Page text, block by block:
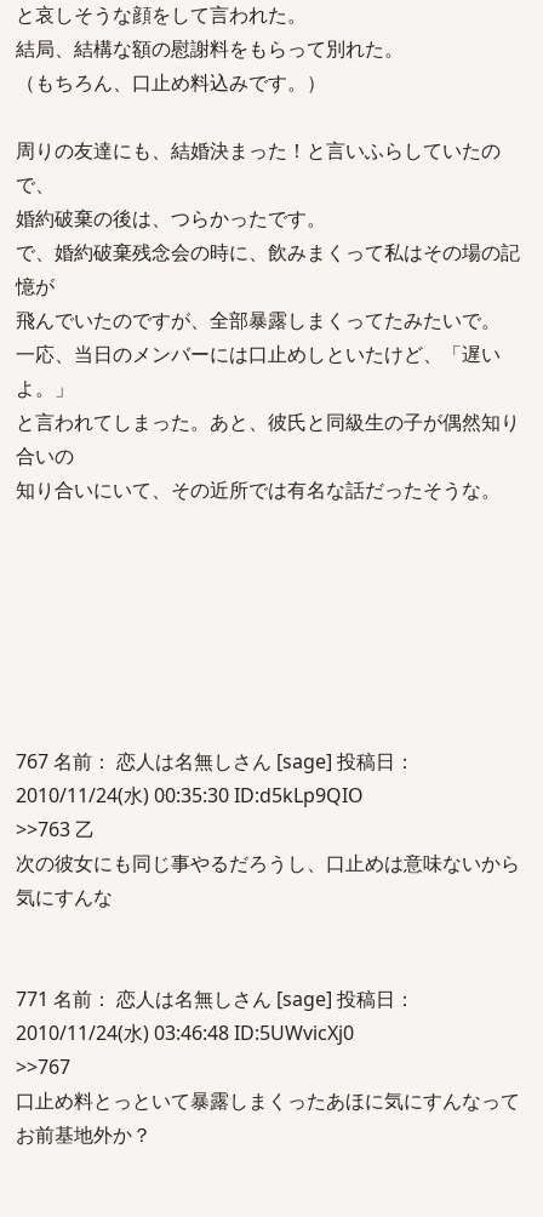
と哀しそうな顔をして言われた。
結局、結構な額の慰謝料をもらって別れた。
（もちろん、口止め料込みです。）
周りの友達にも、結婚決まった！と言いふらしていたの
で、
婚約破棄の後は、つらかったです。
で、婚約破棄残念会の時に、飲みまくって私はその場の記
憶が
飛んでいたのですが、全部暴露しまくってたみたいで。
一応、当日のメンバーには口止めしといたけど、「遅い
よ。」
と言われてしまった。あと、彼氏と同級生の子が偶然知り
合いの
知り合いにいて、その近所では有名な話だったそうな。
767 名前： 恋人は名無しさん [sage] 投稿日：
2010/11/24(水) 00:35:30 ID:d5kLp9QIO
>>763 乙
次の彼女にも同じ事やるだろうし、口止めは意味ないから
気にすんな
771 名前： 恋人は名無しさん [sage] 投稿日：
2010/11/24(水) 03:46:48 ID:5UWvicXj0
>>767
口止め料とっといて暴露しまくったあほに気にすんなって
お前基地外か？